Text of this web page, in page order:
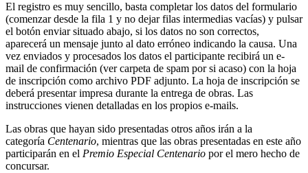
El registro es muy sencillo, basta completar los datos del formulario
(comenzar desde la fila 1 y no dejar filas intermedias vacías) y pulsar
el botón enviar situado abajo, si los datos no son correctos,
aparecerá un mensaje junto al dato erróneo indicando la causa. Una
vez enviados y procesados los datos el participante recibirá un e-
mail de confirmación (ver carpeta de spam por si acaso) con la hoja
de inscripción como archivo PDF adjunto. La hoja de inscripción se
deberá presentar impresa durante la entrega de obras. Las
instrucciones vienen detalladas en los propios e-mails.
Las obras que hayan sido presentadas otros años irán a la
categoría Centenario, mientras que las obras presentadas en este año
participarán en el Premio Especial Centenario por el mero hecho de
concursar.